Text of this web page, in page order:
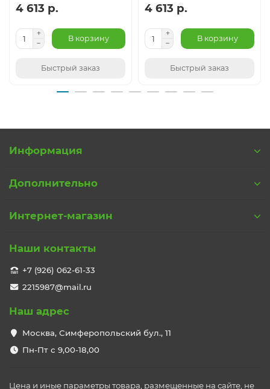
4 613 р.
В корзину
Быстрый заказ
4 613 р.
В корзину
Быстрый заказ
Информация
Дополнительно
Интернет-магазин
Наши контакты
+7 (926) 062-61-33
2215987@mail.ru
Наш адрес
Москва, Симферопольский бул., 11
Пн-Пт с 9,00-18,00
Цена и иные параметры товара, размещенные на сайте, не